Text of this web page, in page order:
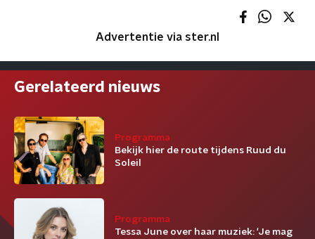
Advertentie via ster.nl
Gerelateerd nieuws
Programma
Bekijk hier de route tijdens Ruud du
Soleil
Programma
Tessa June over haar muziek: 'Je mag